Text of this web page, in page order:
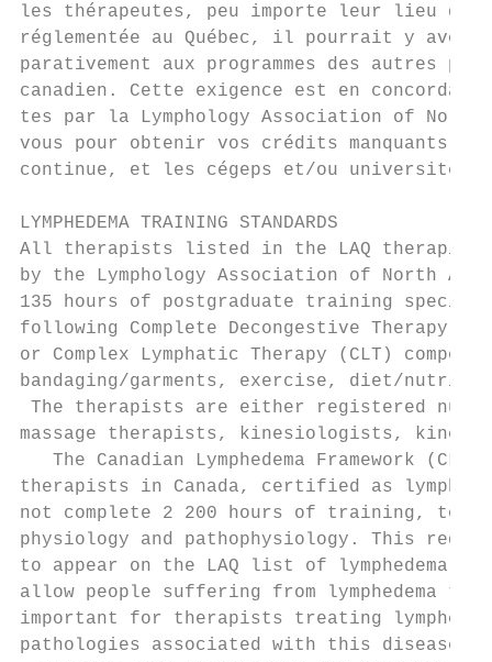
les thérapeutes, peu importe leur lieu de
réglementée au Québec, il pourrait y avoir
parativement aux programmes des autres
canadien. Cette exigence est en
tes par la Lymphology Association of
vous pour obtenir vos crédits manquants ;
continue, et les cégeps et/ou universités
LYMPHEDEMA TRAINING STANDARDS
All therapists listed in the LAQ therapist
by the Lymphology Association of North
135 hours of postgraduate training
following Complete Decongestive Therapy
or Complex Lymphatic Therapy (CLT)
bandaging/garments, exercise, diet/
The therapists are either registered
massage therapists, kinesiologists,
The Canadian Lymphedema Framework
therapists in Canada, certified as
not complete 2 200 hours of training, to
physiology and pathophysiology. This
to appear on the LAQ list of lymphedema
allow people suffering from
important for therapists treating
pathologies associated with this disease